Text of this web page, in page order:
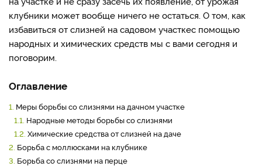
клубники может вообще ничего не остаться. О том, как
избавиться от слизней на садовом участкес помощью
народных и химических средств мы с вами сегодня и
поговорим.
Оглавление
1. Меры борьбы со слизнями на дачном участке
1.1. Народные методы борьбы со слизнями
1.2. Химические средства от слизней на даче
2. Борьба с моллюсками на клубнике
3. Борьба со слизнями на перце